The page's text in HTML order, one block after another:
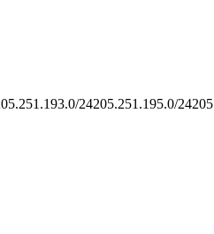
24205.251.195.0/